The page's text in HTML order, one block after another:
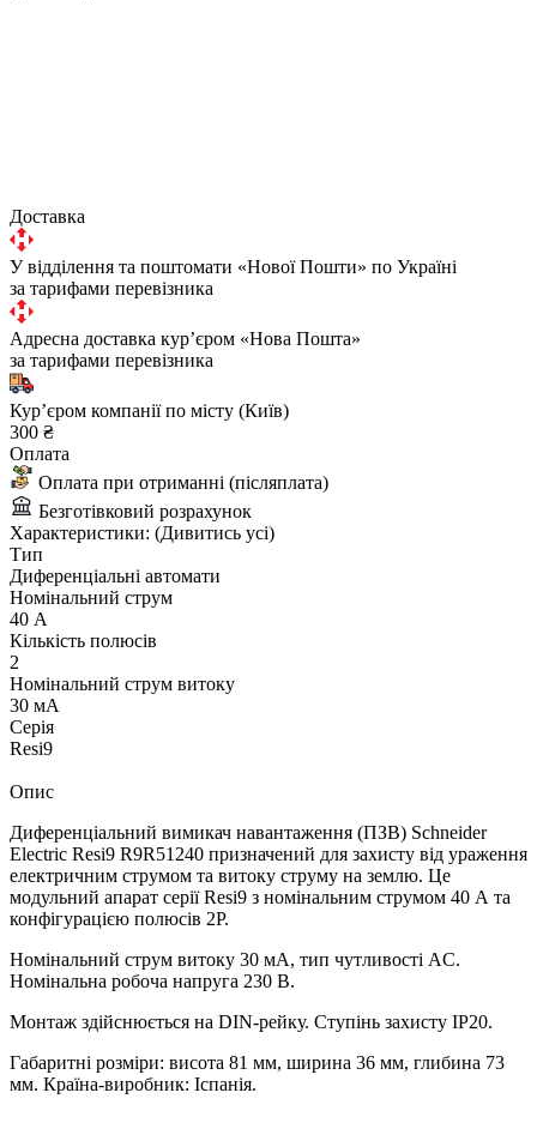
Доставка
У відділення та поштомати «Нової Пошти» по Україні
за тарифами перевізника
Адресна доставка курʼєром «Нова Пошта»
за тарифами перевізника
Курʼєром компанії по місту (Київ)
300 ₴
Оплата
Оплата при отриманні (післяплата)
Безготівковий розрахунок
Характеристики: (Дивитись усі)
Тип
Диференціальні автомати
Номінальний струм
40 А
Кількість полюсів
2
Номінальний струм витоку
30 мА
Серія
Resi9
Опис
Диференціальний вимикач навантаження (ПЗВ) Schneider
Electric Resi9 R9R51240 призначений для захисту від ураження
електричним струмом та витоку струму на землю. Це
модульний апарат серії Resi9 з номінальним струмом 40 А та
конфігурацією полюсів 2P.
Номінальний струм витоку 30 мА, тип чутливості AC.
Номінальна робоча напруга 230 В.
Монтаж здійснюється на DIN-рейку. Ступінь захисту IP20.
Габаритні розміри: висота 81 мм, ширина 36 мм, глибина 73
мм. Країна-виробник: Іспанія.